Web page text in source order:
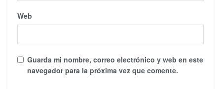
Web
Guarda mi nombre, correo electrónico y web en este
navegador para la próxima vez que comente.